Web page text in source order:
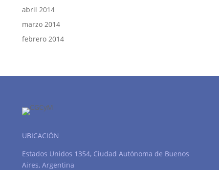
abril 2014
marzo 2014
febrero 2014
UBICACIÓN
Estados Unidos 1354, Ciudad Autónoma de Buenos
Aires, Argentina